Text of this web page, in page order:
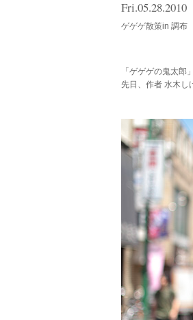
Fri.05.28.2010
ゲゲゲ散策in 調布
「ゲゲゲの鬼太郎
先日、作者 水木し